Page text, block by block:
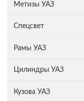
Метизы УАЗ
Спецсвет
Рамы УАЗ
Цилиндры УАЗ
Кузова УАЗ